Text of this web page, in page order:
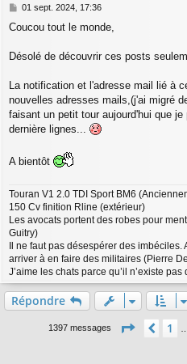
M
s
a
01 sept. 2024, 17:36
Coucou tout le monde,
Désolé de découvrir ces posts
La notification et l'adresse mail lié à
nouvelles adresses mails,(j'ai migré
faisant un petit tour aujourd'hui que
dernière lignes...
A bientôt
Touran V1 2.0 TDI Sport BM6
150 Cv finition Rline (extérieur)
Les avocats portent des robes pour
Guitry)
Il ne faut pas désespérer des
arriver à en faire des militaires (Pierre
J’aime les chats parce qu’il n’existe
Répondre
1397 messages Page 56
1